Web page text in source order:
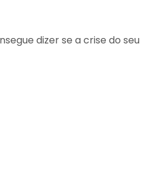
dizer se a crise do seu